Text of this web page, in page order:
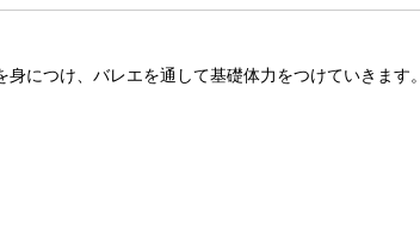
につけ、バレエを通して基礎体力をつけていきます。